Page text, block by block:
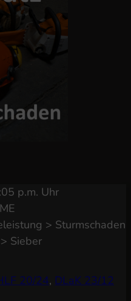
p.m. Uhr
> Sturmschaden
Sieber
20/24, DLaK 23/12